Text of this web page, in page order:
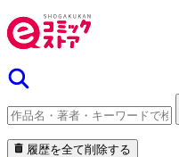
履歴を全て削除する